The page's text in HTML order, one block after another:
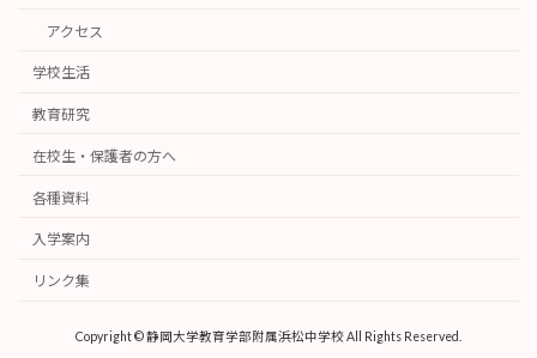
アクセス
学校生活
教育研究
在校生・保護者の方へ
各種資料
入学案内
リンク集
Copyright © 静岡大学教育学部附属浜松中学校 All Rights Reserved.